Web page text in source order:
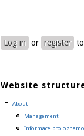
Log in or register
Website
About
Management
Informace pro